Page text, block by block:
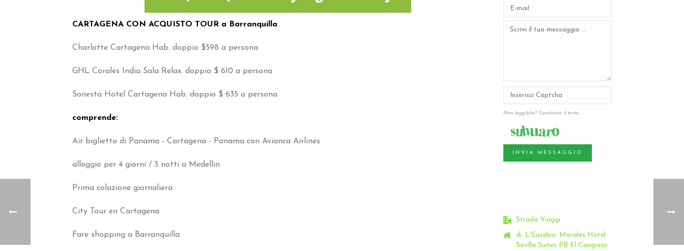
CARTAGENA CON ACQUISTO TOUR a Barranquilla
Charlotte Cartagena Hab. doppio $598 a persona
GHL Corales India Sala Relax. doppio $ 610 a persona
Sonesta Hotel Cartagena Hab. doppio $ 635 a persona
comprende:
Air biglietto di Panama - Cartagena - Panama con Avianca Airlines
alloggio per 4 giorni / 3 notti a Medellin
Prima colazione giornaliera
City Tour en Cartagena
Fare shopping a Barranquilla
Non leggibile? Cambiare il testo.
INVIA MESSAGGIO
Strada Viaggi
di. L'Eusebio. Morales Hotel
Sevilla Suites PB El Cangrejo